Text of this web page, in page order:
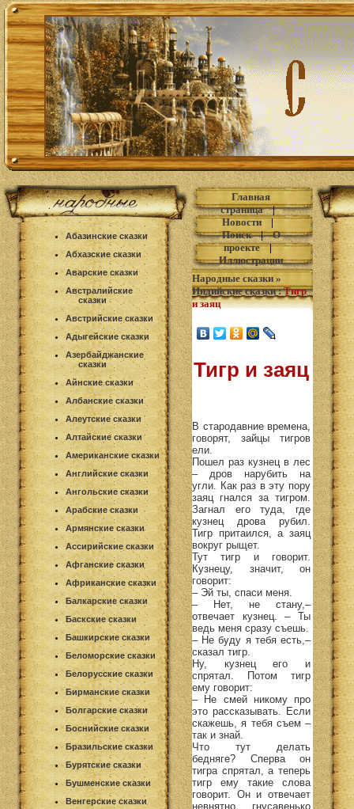
Абазинские сказки
Абхазские сказки
Аварские сказки
Австралийские
сказки
Австрийские сказки
Адыгейские сказки
Азербайджанские
сказки
Айнские сказки
Албанские сказки
Алеутские сказки
Алтайские сказки
Американские сказки
Английские сказки
Ангольские сказки
Арабские сказки
Армянские сказки
Ассирийские сказки
Афганские сказки
Африканские сказки
Балкарские сказки
Баскские сказки
Башкирские сказки
Беломорские сказки
Белорусские сказки
Бирманские сказки
Болгарские сказки
Боснийские сказки
Бразильские сказки
Бурятские сказки
Бушменские сказки
Венгерские сказки
Главная
страница|
Новости|
Поиск|О
проекте|
Иллюстрации
Народные сказки »
Индийские сказки: Тигр
и заяц
Тигр и заяц
В стародавние времена,
говорят, зайцы тигров
ели.
Пошел раз кузнец в лес
– дров нарубить на
угли. Как раз в эту пору
заяц гнался за тигром.
Загнал его туда, где
кузнец дрова рубил.
Тигр притаился, а заяц
вокруг рыщет.
Тут тигр и говорит.
Кузнецу, значит, он
говорит:
– Эй ты, спаси меня.
– Нет, не стану,–
отвечает кузнец. – Ты
ведь меня сразу съешь.
– Не буду я тебя есть,–
сказал тигр.
Ну, кузнец его и
спрятал. Потом тигр
ему говорит:
– Не смей никому про
это рассказывать. Если
скажешь, я тебя съем –
так и знай.
Что тут делать
бедняге? Сперва он
тигра спрятал, а теперь
тигр ему такие слова
говорит. Он и отвечает
невнятно, гнусавенько